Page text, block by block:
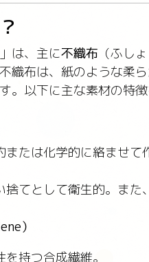
は、主に不織布 （ふし
織布は、紙のような柔
。以下に主な素材の特徴
または化学的に絡ませ
捨てとして衛生的。また
）
持つ合成繊維。